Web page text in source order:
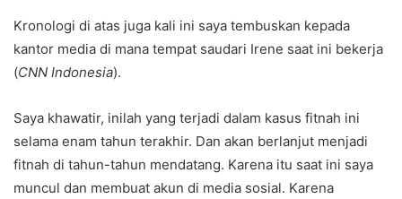
Kronologi di atas juga kali ini saya tembuskan kepada
kantor media di mana tempat saudari Irene saat ini bekerja
(CNN Indonesia).
Saya khawatir, inilah yang terjadi dalam kasus fitnah ini
selama enam tahun terakhir. Dan akan berlanjut menjadi
fitnah di tahun-tahun mendatang. Karena itu saat ini saya
muncul dan membuat akun di media sosial. Karena